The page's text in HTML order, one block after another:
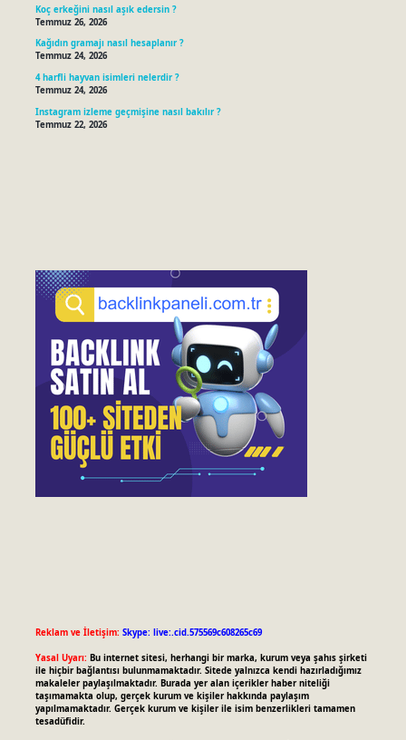
Koç erkeğini nasıl aşık edersin ?
Temmuz 26, 2026
Kağıdın gramajı nasıl hesaplanır ?
Temmuz 24, 2026
4 harfli hayvan isimleri nelerdir ?
Temmuz 24, 2026
Instagram izleme geçmişine nasıl bakılır ?
Temmuz 22, 2026
Reklam ve İletişim: Skype: live:.cid.575569c608265c69
Yasal Uyarı: Bu internet sitesi, herhangi bir marka, kurum veya şahıs şirketi
ile hiçbir bağlantısı bulunmamaktadır. Sitede yalnızca kendi hazırladığımız
makaleler paylaşılmaktadır. Burada yer alan içerikler haber niteliği
taşımamakta olup, gerçek kurum ve kişiler hakkında paylaşım
yapılmamaktadır. Gerçek kurum ve kişiler ile isim benzerlikleri tamamen
tesadüfidir.